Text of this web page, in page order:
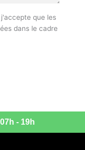
que les
dans le cadre
- 19h